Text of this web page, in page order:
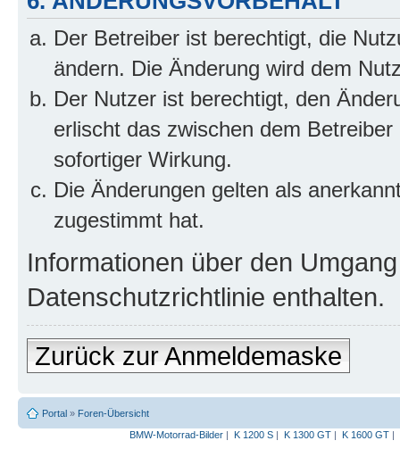
Der Betreiber ist berechtigt, die
ändern. Die Änderung wird dem
Der Nutzer ist berechtigt, den
erlischt das zwischen dem
sofortiger Wirkung.
Die Änderungen gelten als
zugestimmt hat.
Informationen über den
Datenschutzrichtlinie enthalten.
Zurück zur Anmeldemaske
Portal » Foren-Übersicht
BMW-Motorrad-Bilder| K 1200 S| K 1300 GT| K 1600 GT|